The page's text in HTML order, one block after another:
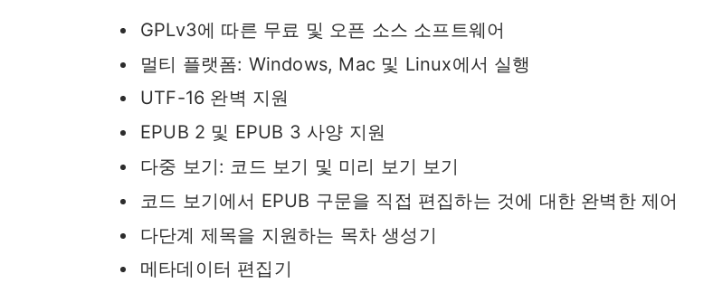
GPLv3에 따른 무료 및 오픈 소스 소프트웨어
멀티 플랫폼: Windows, Mac 및 Linux에서 실행
UTF-16 완벽 지원
EPUB 2 및 EPUB 3 사양 지원
다중 보기: 코드 보기 및 미리 보기 보기
코드 보기에서 EPUB 구문을 직접 편집하는 것에 대한 완벽한 제어
다단계 제목을 지원하는 목차 생성기
메타데이터 편집기